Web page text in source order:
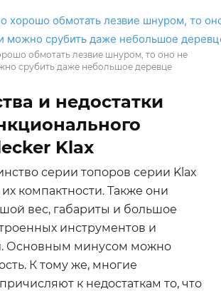
обмотать лезвие шнуром, то оно не
срубить даже небольшое деревце
и недостатки
Klax
серии топоров серии Klax
компактности. Также они
вес, габариты и большое
инструментов и
Основным минусом можно
К тому же, многие
к недостаткам то, что